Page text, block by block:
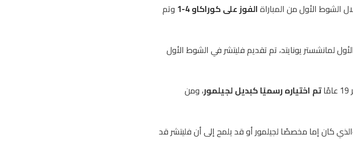
الشوط الأول من المباراةالفوز على كوراكاو 4-1
وتم
مع الفريق الأول لمانشستر يونايتد، تم تقديم فليتشر في الشوط الأول
تم اختياره رسميًا كبديل لجيلمور، ومن
كان إما مخصصًا لجيلمور أو قد يلمح إلى أن فليتشر قد